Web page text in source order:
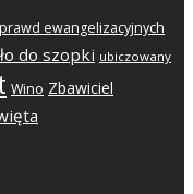
ewangelizacyjnych
do szopki ubiczowany
Wino Zbawiciel